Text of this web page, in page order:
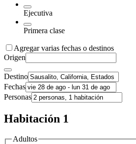
Ejecutiva
Primera clase
Agregar varias fechas o destinos
Origen
Destino
Fechas
Personas
Habitación 1
Adultos